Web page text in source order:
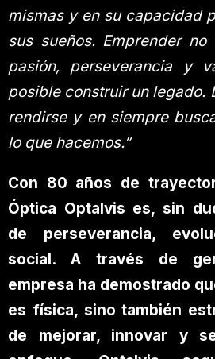
mismas y en su capacidad
sus sueños. Emprender
pasión, perseverancia y
posible construir un legado.
rendirse y en siempre
lo que hacemos.”
Con 80 años de
Óptica Optalvis es, sin
de perseverancia,
social. A través de
empresa ha demostrado
es física, sino también
de mejorar, innovar y